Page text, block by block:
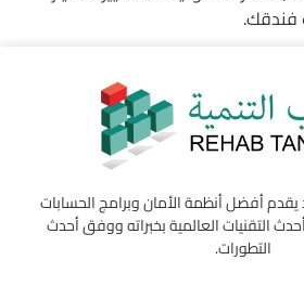
فندقك.
يقدم أفضل أنظمة الأمان وبرامج الحسابات
التقنيات العالمية بخبراته ووفق أحدث
التطورات.